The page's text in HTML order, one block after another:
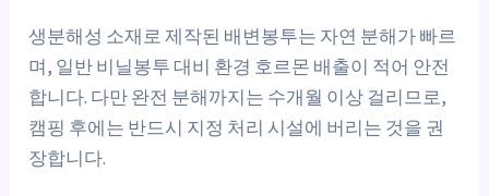
생분해성 소재로 제작된 배변봉투는 자연 분해가 빠르
며, 일반 비닐봉투 대비 환경 호르몬 배출이 적어 안전
합니다. 다만 완전 분해까지는 수개월 이상 걸리므로,
캠핑 후에는 반드시 지정 처리 시설에 버리는 것을 권
장합니다.